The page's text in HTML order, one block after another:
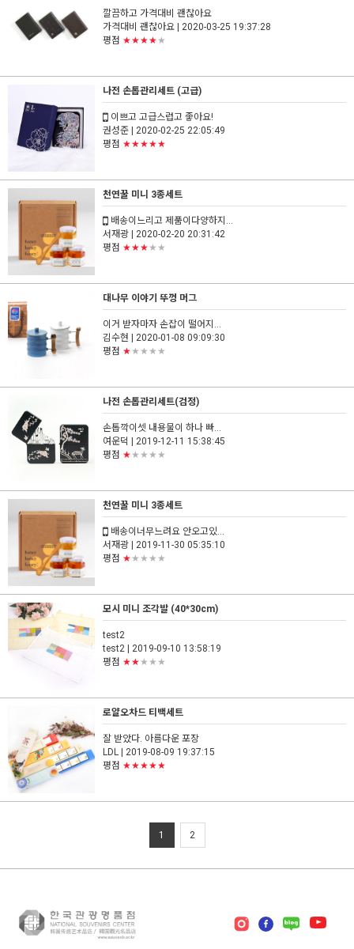
깔끔하고 가격대비 괜찮아요
가격대비 괜찮아요
| 2020-03-25 19:37:28
평점 ★★★★★
나전 손톱관리세트 (고급)
이쁘고 고급스럽고 좋아요!
권성준
| 2020-02-25 22:05:49
평점 ★★★★★
천연꿀 미니 3종세트
배송이느리고 제품이다양하지...
서재광
| 2020-02-20 20:31:42
평점 ★★★★★
대나무 이야기 뚜껑 머그
이거 받자마자 손잡이 떨어지...
김수현
| 2020-01-08 09:09:30
평점 ★★★★★
나전 손톱관리세트(검정)
손톱깍이셋 내용물이 하나 빠...
여운덕
| 2019-12-11 15:38:45
평점 ★★★★★
천연꿀 미니 3종세트
배송이너무느려요 안오고있...
서재광
| 2019-11-30 05:35:10
평점 ★★★★★
모시 미니 조각발 (40*30cm)
test2
test2
| 2019-09-10 13:58:19
평점 ★★★★★
로얄오차드 티백세트
잘 받았다. 아름다운 포장
LDL
| 2019-08-09 19:37:15
평점 ★★★★★
1 2